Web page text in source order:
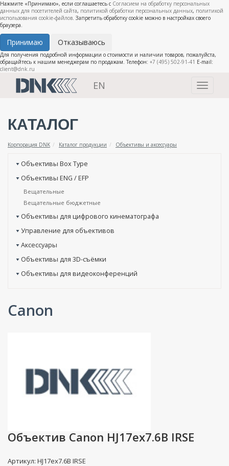
Нажмите «Принимаю», если соглашаетесь с Согласием на обработку персональных
данных для посетителей сайта, политикой обработки персональных данных, политикой
использования cookie-файлов. Запретить обработку cookie можно в настройках своего
браузера.
Принимаю Отказываюсь
Для получения подробной информации о стоимости и наличии товаров, пожалуйста,
обращайтесь к нашим менеджерам по продажам. Телефон: +7 (495) 502-91-41 E-mail:
client@dnk.ru
Toggle
EN
КАТАЛОГ
Корпорация DNK Каталог продукции Объективы и аксессуары
Объективы Box Type
Объективы ENG / EFP
Вещательные
Вещательные бюджетные
Объективы для цифрового кинематографа
Управление для объективов
Аксессуары
Объективы для 3D-съёмки
Объективы для видеоконференций
Canon
Объектив Canon HJ17ex7.6B IRSE
Артикул: HJ17ex7.6B IRSE